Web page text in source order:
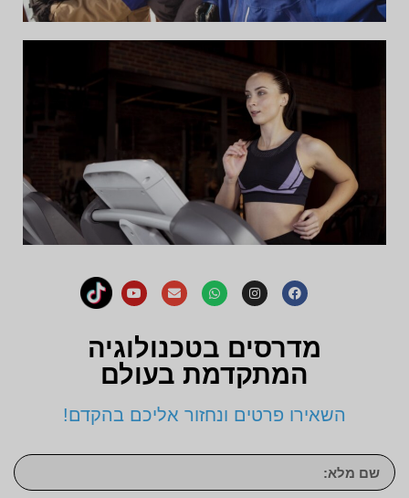
מדרסים בטכנולוגיה
המתקדמת בעולם
השאירו פרטים ונחזור אליכם בהקדם!